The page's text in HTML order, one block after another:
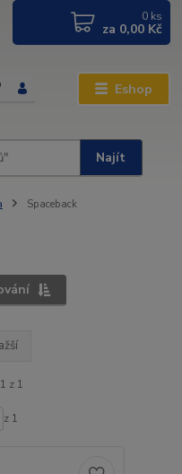
Eshop
Najít
0 ks
za 0,00 Kč
Spaceback
z 1
z 1